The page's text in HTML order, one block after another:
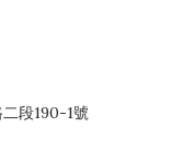
段190-1號